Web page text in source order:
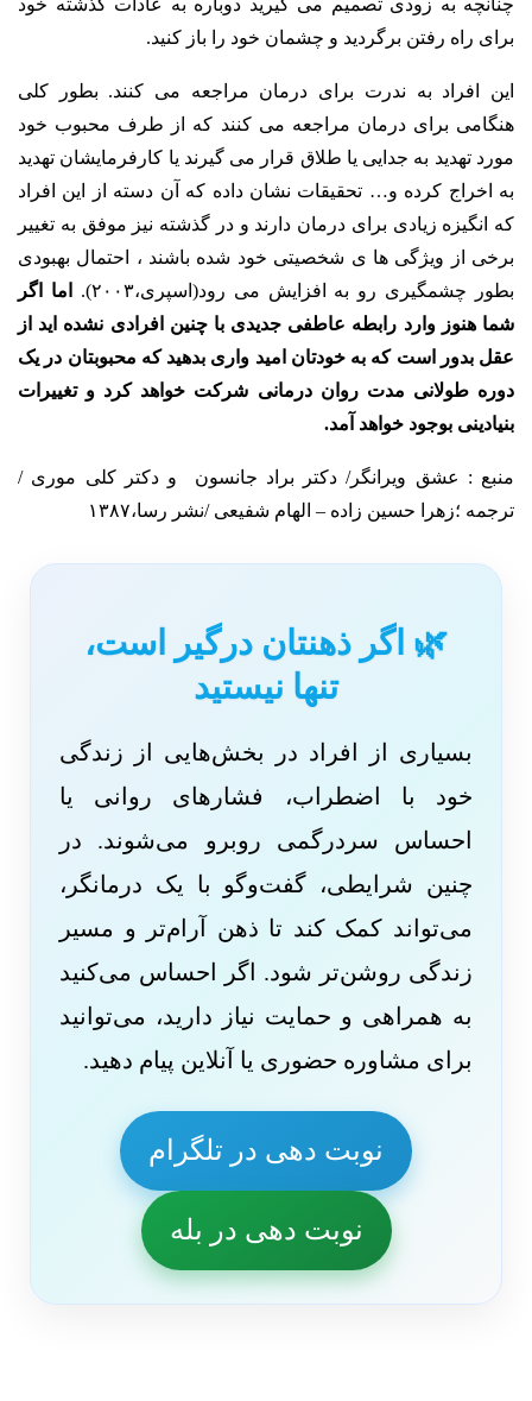
چنانچه به زودی تصمیم می گیرید دوباره به عادات گذشته خود
برای راه رفتن برگردید و چشمان خود را باز کنید.
این افراد به ندرت برای درمان مراجعه می کنند. بطور کلی
هنگامی برای درمان مراجعه می کنند که از طرف محبوب خود
مورد تهدید به جدایی یا طلاق قرار می گیرند یا کارفرمایشان تهدید
به اخراج کرده و… تحقیقات نشان داده که آن دسته از این افراد
که انگیزه زیادی برای درمان دارند و در گذشته نیز موفق به تغییر
برخی از ویژگی ها ی شخصیتی خود شده باشند ، احتمال بهبودی
بطور چشمگیری رو به افزایش می رود(اسپری،۲۰۰۳).
اما اگر
شما هنوز وارد رابطه عاطفی جدیدی با چنین افرادی نشده اید از
عقل بدور است که به خودتان امید واری بدهید که محبوبتان در یک
دوره طولانی مدت روان درمانی شرکت خواهد کرد و تغییرات
بنیادینی بوجود خواهد آمد.
منبع : عشق ویرانگر/ دکتر براد جانسون و دکتر کلی موری /
ترجمه ؛زهرا حسین زاده – الهام شفیعی /نشر رسا،۱۳۸۷
🌿 اگر ذهنتان درگیر است،
تنها نیستید
بسیاری از افراد در بخش‌هایی از زندگی
خود با اضطراب، فشارهای روانی یا
احساس سردرگمی روبرو می‌شوند. در
چنین شرایطی، گفت‌وگو با یک درمانگر،
می‌تواند کمک کند تا ذهن آرام‌تر و مسیر
زندگی روشن‌تر شود. اگر احساس می‌کنید
به همراهی و حمایت نیاز دارید، می‌توانید
برای مشاوره حضوری یا آنلاین پیام دهید.
نوبت دهی در تلگرام
نوبت دهی در بله